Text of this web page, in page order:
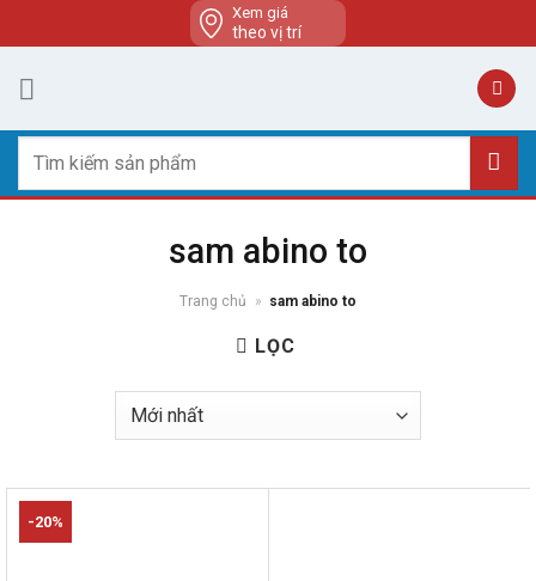
to
content
Xem giá
theo vị trí
kiếm:
sam abino to
Trang chủ » sam abino to
LỌC
-20%